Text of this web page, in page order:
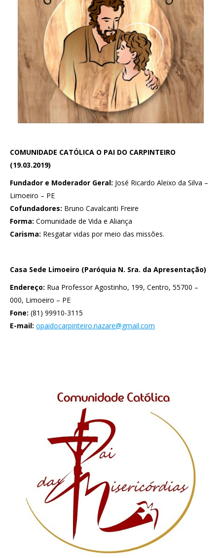
COMUNIDADE CATÓLICA O PAI DO CARPINTEIRO
(19.03.2019)
Fundador e Moderador Geral: José Ricardo Aleixo da Silva –
Limoeiro – PE
Cofundadores: Bruno Cavalcanti Freire
Forma: Comunidade de Vida e Aliança
Carisma: Resgatar vidas por meio das missões.
Casa Sede Limoeiro (Paróquia N. Sra. da Apresentação)
Endereço: Rua Professor Agostinho, 199, Centro, 55700 –
000, Limoeiro – PE
Fone: (81) 99910-3115
E-mail: opaidocarpinteiro.nazare@gmail.com